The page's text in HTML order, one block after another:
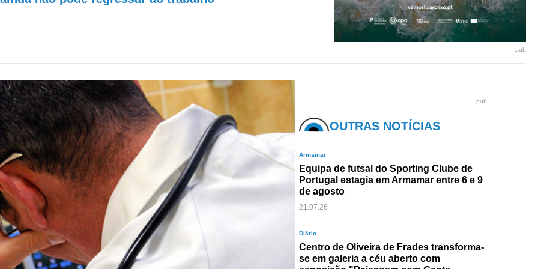
pub
pub
OUTRAS NOTÍCIAS
Armamar
Equipa de futsal do Sporting Clube de
Portugal estagia em Armamar entre 6 e 9
de agosto
21.07.26
Diário
Centro de Oliveira de Frades transforma-
se em galeria a céu aberto com